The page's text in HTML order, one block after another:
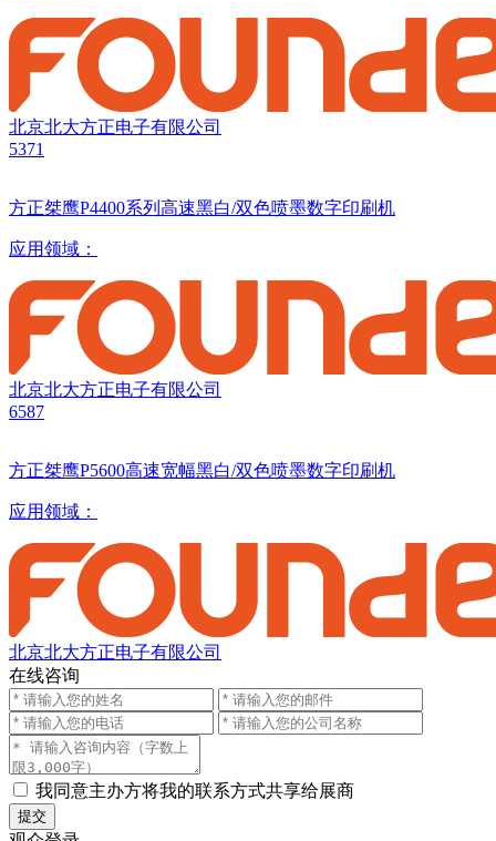
北京北大方正电子有限公司
5371
方正桀鹰P4400系列高速黑白/双色喷墨数字印刷机
应用领域：
北京北大方正电子有限公司
6587
方正桀鹰P5600高速宽幅黑白/双色喷墨数字印刷机
应用领域：
北京北大方正电子有限公司
在线咨询
我同意主办方将我的联系方式共享给展商
提交